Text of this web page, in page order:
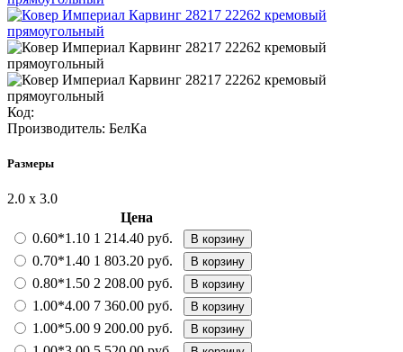
Код:
Производитель: БелКа
Размеры
2.0 х 3.0
Цена
0.60*1.10 1 214.40 руб. В корзину
0.70*1.40 1 803.20 руб. В корзину
0.80*1.50 2 208.00 руб. В корзину
1.00*4.00 7 360.00 руб. В корзину
1.00*5.00 9 200.00 руб. В корзину